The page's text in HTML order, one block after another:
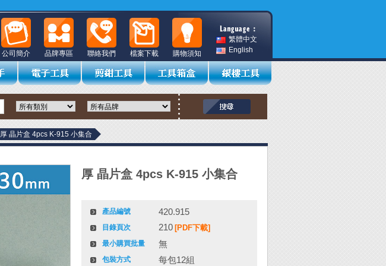
繁體中文
English
購物須知
檔案下載
聯絡我們
品牌專區
公司簡介
厚 晶片盒 4pcs K-915 小集合
厚 晶片盒 4pcs K-915 小集合
產品編號 420.915
目錄頁次 210 [PDF下載]
最小購買批量 無
包裝方式 每包12組